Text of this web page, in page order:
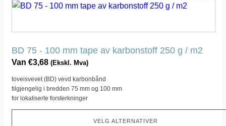
BD 75 - 100 mm tape av karbonstoff 250 g / m2
Van €3,68 (Ekskl. Mva)
toveisvevet (BD) vevd karbonbånd
tilgjengelig i bredden 75 mm og 100 mm
for lokaliserte forsterkninger
VELG ALTERNATIVER
Dette
har
varianter.
alternativet
kan